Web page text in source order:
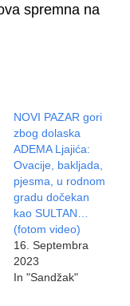
spremna na
NOVI PAZAR gori
zbog dolaska
ADEMA Ljajića:
Ovacije, bakljada,
pjesma, u rodnom
gradu dočekan
kao SULTAN…
(fotom video)
16. Septembra
2023
In "Sandžak"